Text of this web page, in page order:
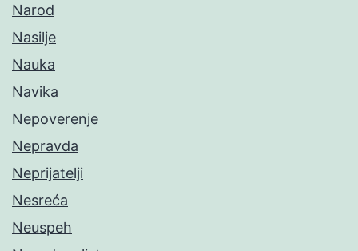
Narod
Nasilje
Nauka
Navika
Nepoverenje
Nepravda
Neprijatelji
Nesreća
Neuspeh